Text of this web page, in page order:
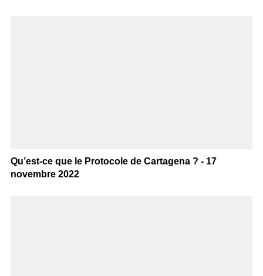
Qu’est-ce que le Protocole de Cartagena ? - 17
novembre 2022